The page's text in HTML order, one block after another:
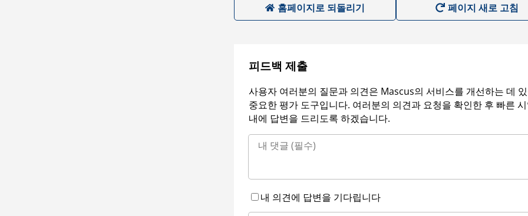
홈페이지로 되돌리기 페이지 새로 고침
피드백 제출
사용자 여러분의 질문과 의견은 Mascus의 서비스를 개선하는 데
중요한 평가 도구입니다. 여러분의 의견과 요청을 확인한 후 빠른
내에 답변을 드리도록 하겠습니다.
내 의견에 답변을 기다립니다